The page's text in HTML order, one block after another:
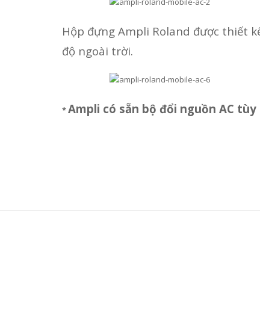
Hộp đựng Ampli Roland được thiết
độ ngoài trời.
*Ampli có sẵn bộ đổi nguồn AC